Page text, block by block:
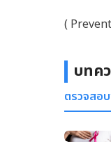
(
บทค
ตรวจสอ